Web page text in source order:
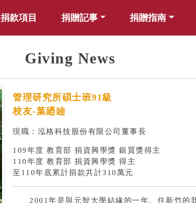
捐款項目 捐贈記事 捐贈指南
Giving News
管理研究所碩士班91級
校友-葉廼廸
現職：泓格科技股份有限公司董事長
109年度 教育部 捐資興學獎 銀質獎得主
110年度 教育部 捐資興學獎 得主
至110年底累計捐款共計310萬元
2001年是與元智大學結緣的一年。住新竹的